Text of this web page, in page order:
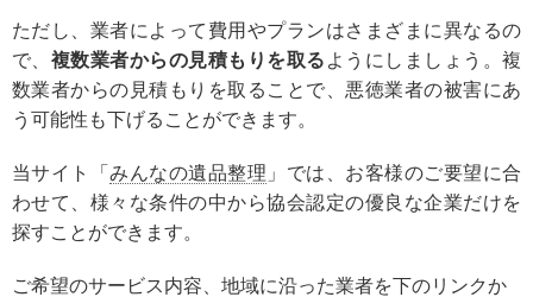
ただし、業者によって費用やプランはさまざまに異なるの
で、 複数業者からの見積もりを取る ようにしましょう。複
数業者からの見積もりを取ることで、悪徳業者の被害にあ
う可能性も下げることができます。
当サイト「みんなの遺品整理 」では、お客様のご要望に合
わせて、様々な条件の中から協会認定の優良な企業だけを
探すことができます。
ご希望のサービス内容、地域に沿った業者を下のリンクか